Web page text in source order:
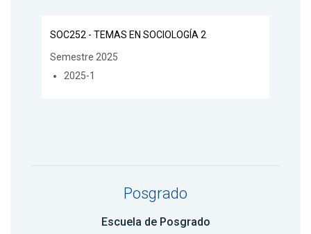
SOC252 - TEMAS EN SOCIOLOGÍA 2
Semestre 2025
2025-1
Posgrado
Escuela de Posgrado